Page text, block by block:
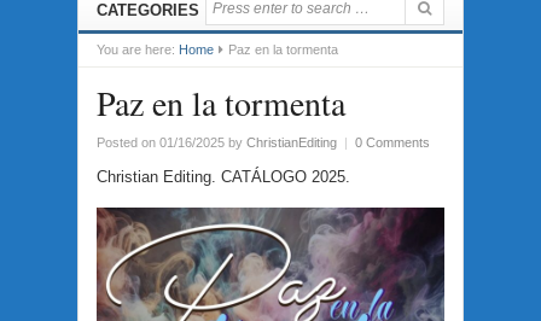
CATEGORIES
You are here: Home Paz en la tormenta
Paz en la tormenta
Posted on 01/16/2025 by ChristianEditing | 0 Comments
Christian Editing. CATÁLOGO 2025.